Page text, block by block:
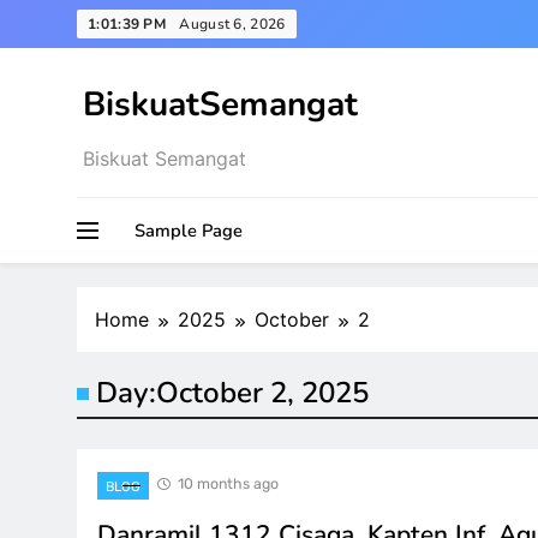
to
1:01:40 PM August 6, 2026
BiskuatSemangat
Biskuat Semangat
Sample Page
Home 2025 October 2
Day:October 2, 2025
BLOG 10 months ago